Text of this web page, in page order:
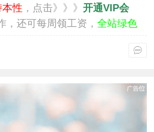
性 ，点击》》》 开通VIP会
，还可每周领工资， 全站绿色